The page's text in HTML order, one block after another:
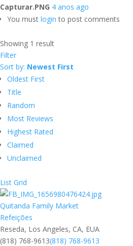
Capturar.PNG 4 anos ago
You must login to post comments
Showing 1 result
Filter
Sort by: Newest First
Oldest First
Title
Random
Most Reviews
Highest Rated
Claimed
Unclaimed
List Grid
Quitanda Family Market
Refeições
Reseda, Los Angeles, CA, EUA
(818) 768-9613(818) 768-9613